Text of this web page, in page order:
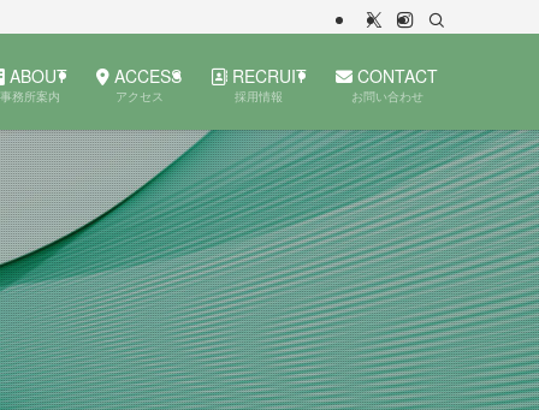
ABOUT
事務所案内
ACCESS
アクセス
RECRUIT
採用情報
CONTACT
お問い合わせ